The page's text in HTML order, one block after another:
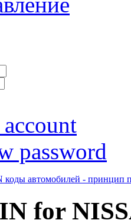
password
коды автомобилей - принцип
for